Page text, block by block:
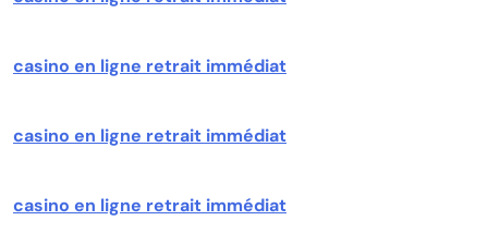
casino en ligne retrait immédiat
casino en ligne retrait immédiat
casino en ligne retrait immédiat